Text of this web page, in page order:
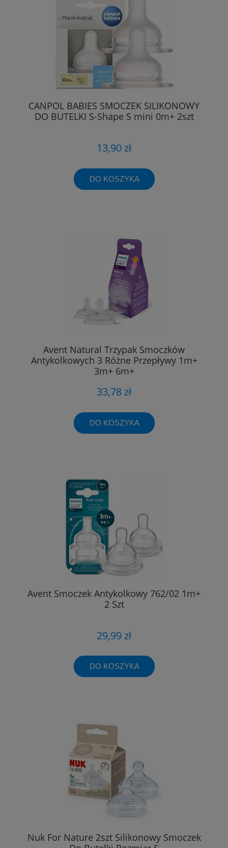
CANPOL BABIES SMOCZEK SILIKONOWY
DO BUTELKI S-Shape S mini 0m+ 2szt
13,90 zł
DO KOSZYKA
Avent Natural Trzypak Smoczków
Antykolkowych 3 Różne Przepływy 1m+
3m+ 6m+
33,78 zł
DO KOSZYKA
Avent Smoczek Antykolkowy 762/02 1m+
2 Szt
29,99 zł
DO KOSZYKA
Nuk For Nature 2szt Silikonowy Smoczek